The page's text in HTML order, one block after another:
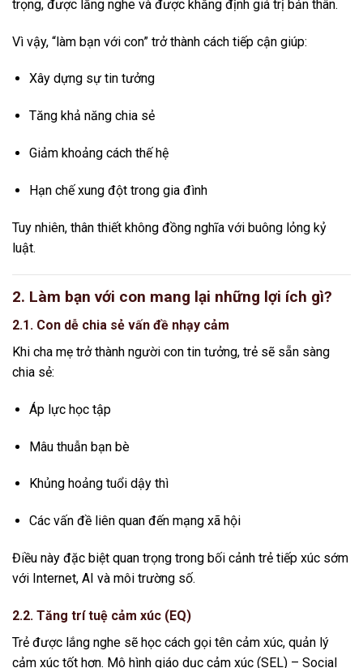
trọng, được lắng nghe và được khẳng định giá trị bản thân.
Vì vậy, “làm bạn với con” trở thành cách tiếp cận giúp:
Xây dựng sự tin tưởng
Tăng khả năng chia sẻ
Giảm khoảng cách thế hệ
Hạn chế xung đột trong gia đình
Tuy nhiên, thân thiết không đồng nghĩa với buông lỏng kỷ
luật.
2. Làm bạn với con mang lại những lợi ích gì?
2.1. Con dễ chia sẻ vấn đề nhạy cảm
Khi cha mẹ trở thành người con tin tưởng, trẻ sẽ sẵn sàng
chia sẻ:
Áp lực học tập
Mâu thuẫn bạn bè
Khủng hoảng tuổi dậy thì
Các vấn đề liên quan đến mạng xã hội
Điều này đặc biệt quan trọng trong bối cảnh trẻ tiếp xúc sớm
với Internet, AI và môi trường số.
2.2. Tăng trí tuệ cảm xúc (EQ)
Trẻ được lắng nghe sẽ học cách gọi tên cảm xúc, quản lý
cảm xúc tốt hơn. Mô hình giáo dục cảm xúc (SEL) – Social